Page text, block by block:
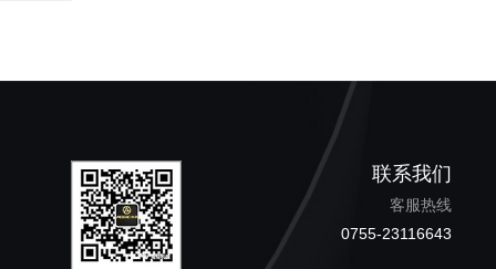
联系我们
客服热线
0755-23116643